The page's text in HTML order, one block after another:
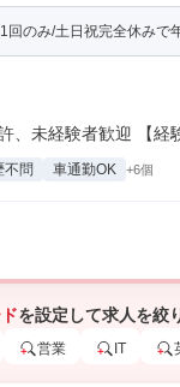
回のみ/土日祝完全休み
、未経験者歓迎 【経
不問 車通勤OK +6個
を設定して求人を絞
営業 IT